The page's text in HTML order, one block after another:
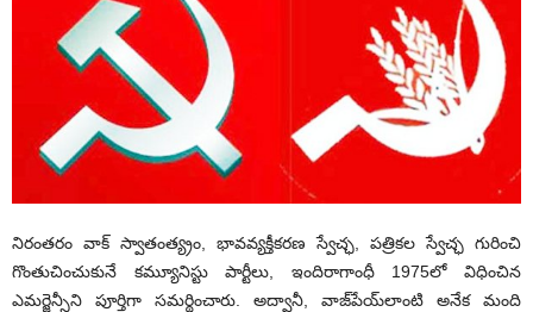
నిరంతరం వాక్ స్వాతంత్య్రం, భావవ్యక్తీకరణ స్వేచ్ఛ, పత్రికల స్వేచ్ఛ గురించి
గొంతుచించుకునే కమ్యూనిస్టు పార్టీలు, ఇందిరాగాంధీ 1975లో విధించిన
ఎమర్జెన్సీని పూర్తిగా సమర్థించారు. అద్వానీ, వాజ్‌పేయ్‌లాంటి అనేక మంది